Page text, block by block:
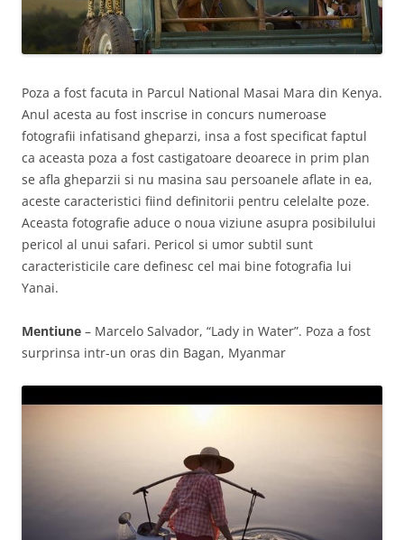
Poza a fost facuta in Parcul National Masai Mara din Kenya.
Anul acesta au fost inscrise in concurs numeroase
fotografii infatisand gheparzi, insa a fost specificat faptul
ca aceasta poza a fost castigatoare deoarece in prim plan
se afla gheparzii si nu masina sau persoanele aflate in ea,
aceste caracteristici fiind definitorii pentru celelalte poze.
Aceasta fotografie aduce o noua viziune asupra posibilului
pericol al unui safari. Pericol si umor subtil sunt
caracteristicile care definesc cel mai bine fotografia lui
Yanai.
Mentiune – Marcelo Salvador, “Lady in Water”. Poza a fost
surprinsa intr-un oras din Bagan, Myanmar